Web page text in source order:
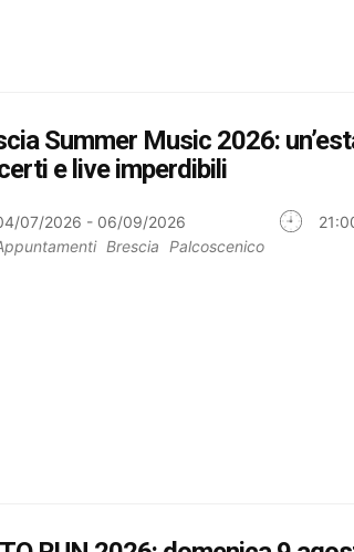
Summer Music 2026:
e live imperdibili
07/2026 - 06/09/2026
Brescia Palcoscenico